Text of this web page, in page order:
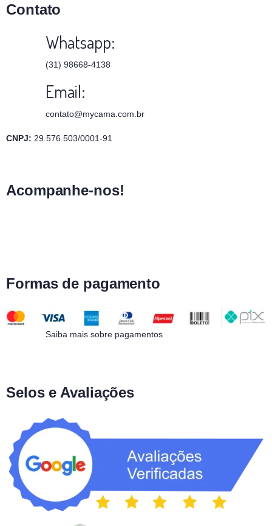
Contato
Whatsapp:
(31) 98668-4138
Email:
contato@mycama.com.br
CNPJ: 29.576.503/0001-91
Acompanhe-nos!
Formas de pagamento
Saiba mais sobre pagamentos
Selos e Avaliações